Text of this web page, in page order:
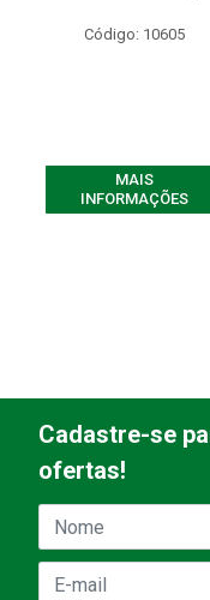
Código: 10605
MAIS
INFORMAÇÕES
Cadastre-se
ofertas!